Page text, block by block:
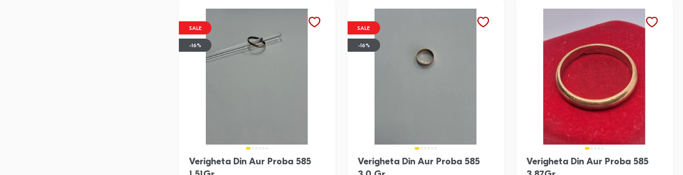
SALE
-16%
Verigheta Din Aur Proba 585
SALE
-16%
Verigheta Din Aur Proba 585
Verigheta Din Aur Proba 585